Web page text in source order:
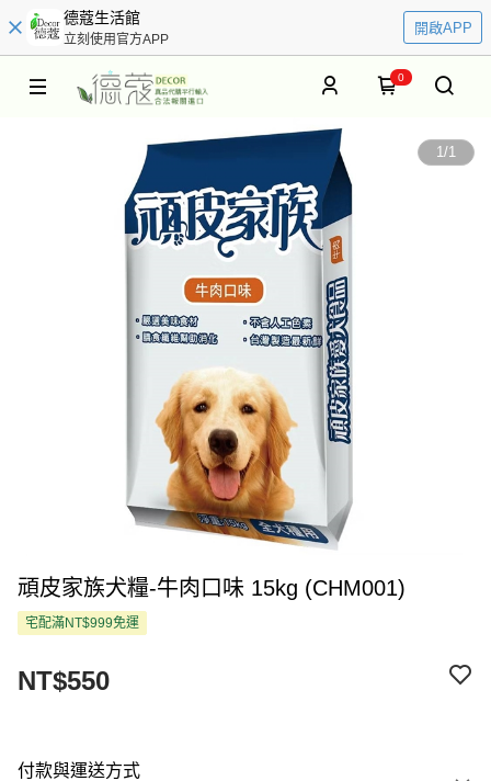
德蔻生活館
立刻使用官方APP
開啟APP
0
1/1
頑皮家族犬糧-牛肉口味 15kg (CHM001)
宅配滿NT$999免運
NT$550
付款與運送方式